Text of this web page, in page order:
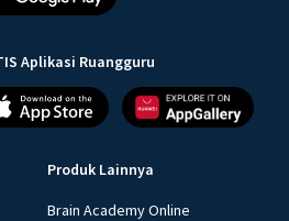
Aplikasi Ruangguru
Produk Lainnya
Brain Academy Online